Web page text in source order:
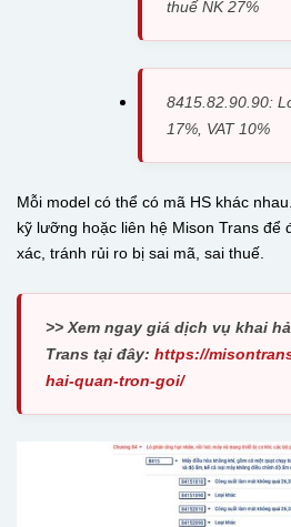
thuế NK 27%
8415.82.90.90:
17%, VAT 10%
Mỗi model có thể có mã HS khác
kỹ lưỡng hoặc liên hệ Mison Trans để
xác, tránh rủi ro bị sai mã, sai thuế.
>> Xem ngay giá dịch vụ khai
Trans tại đây: https://
hai-quan-tron-goi/